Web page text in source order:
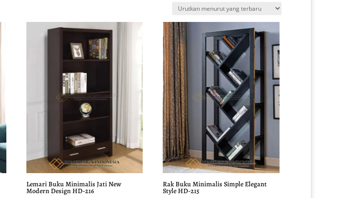
Lemari Buku Minimalis Jati New
Modern Design HD-216
Rak Buku Minimalis Simple Elegant
Style HD-215